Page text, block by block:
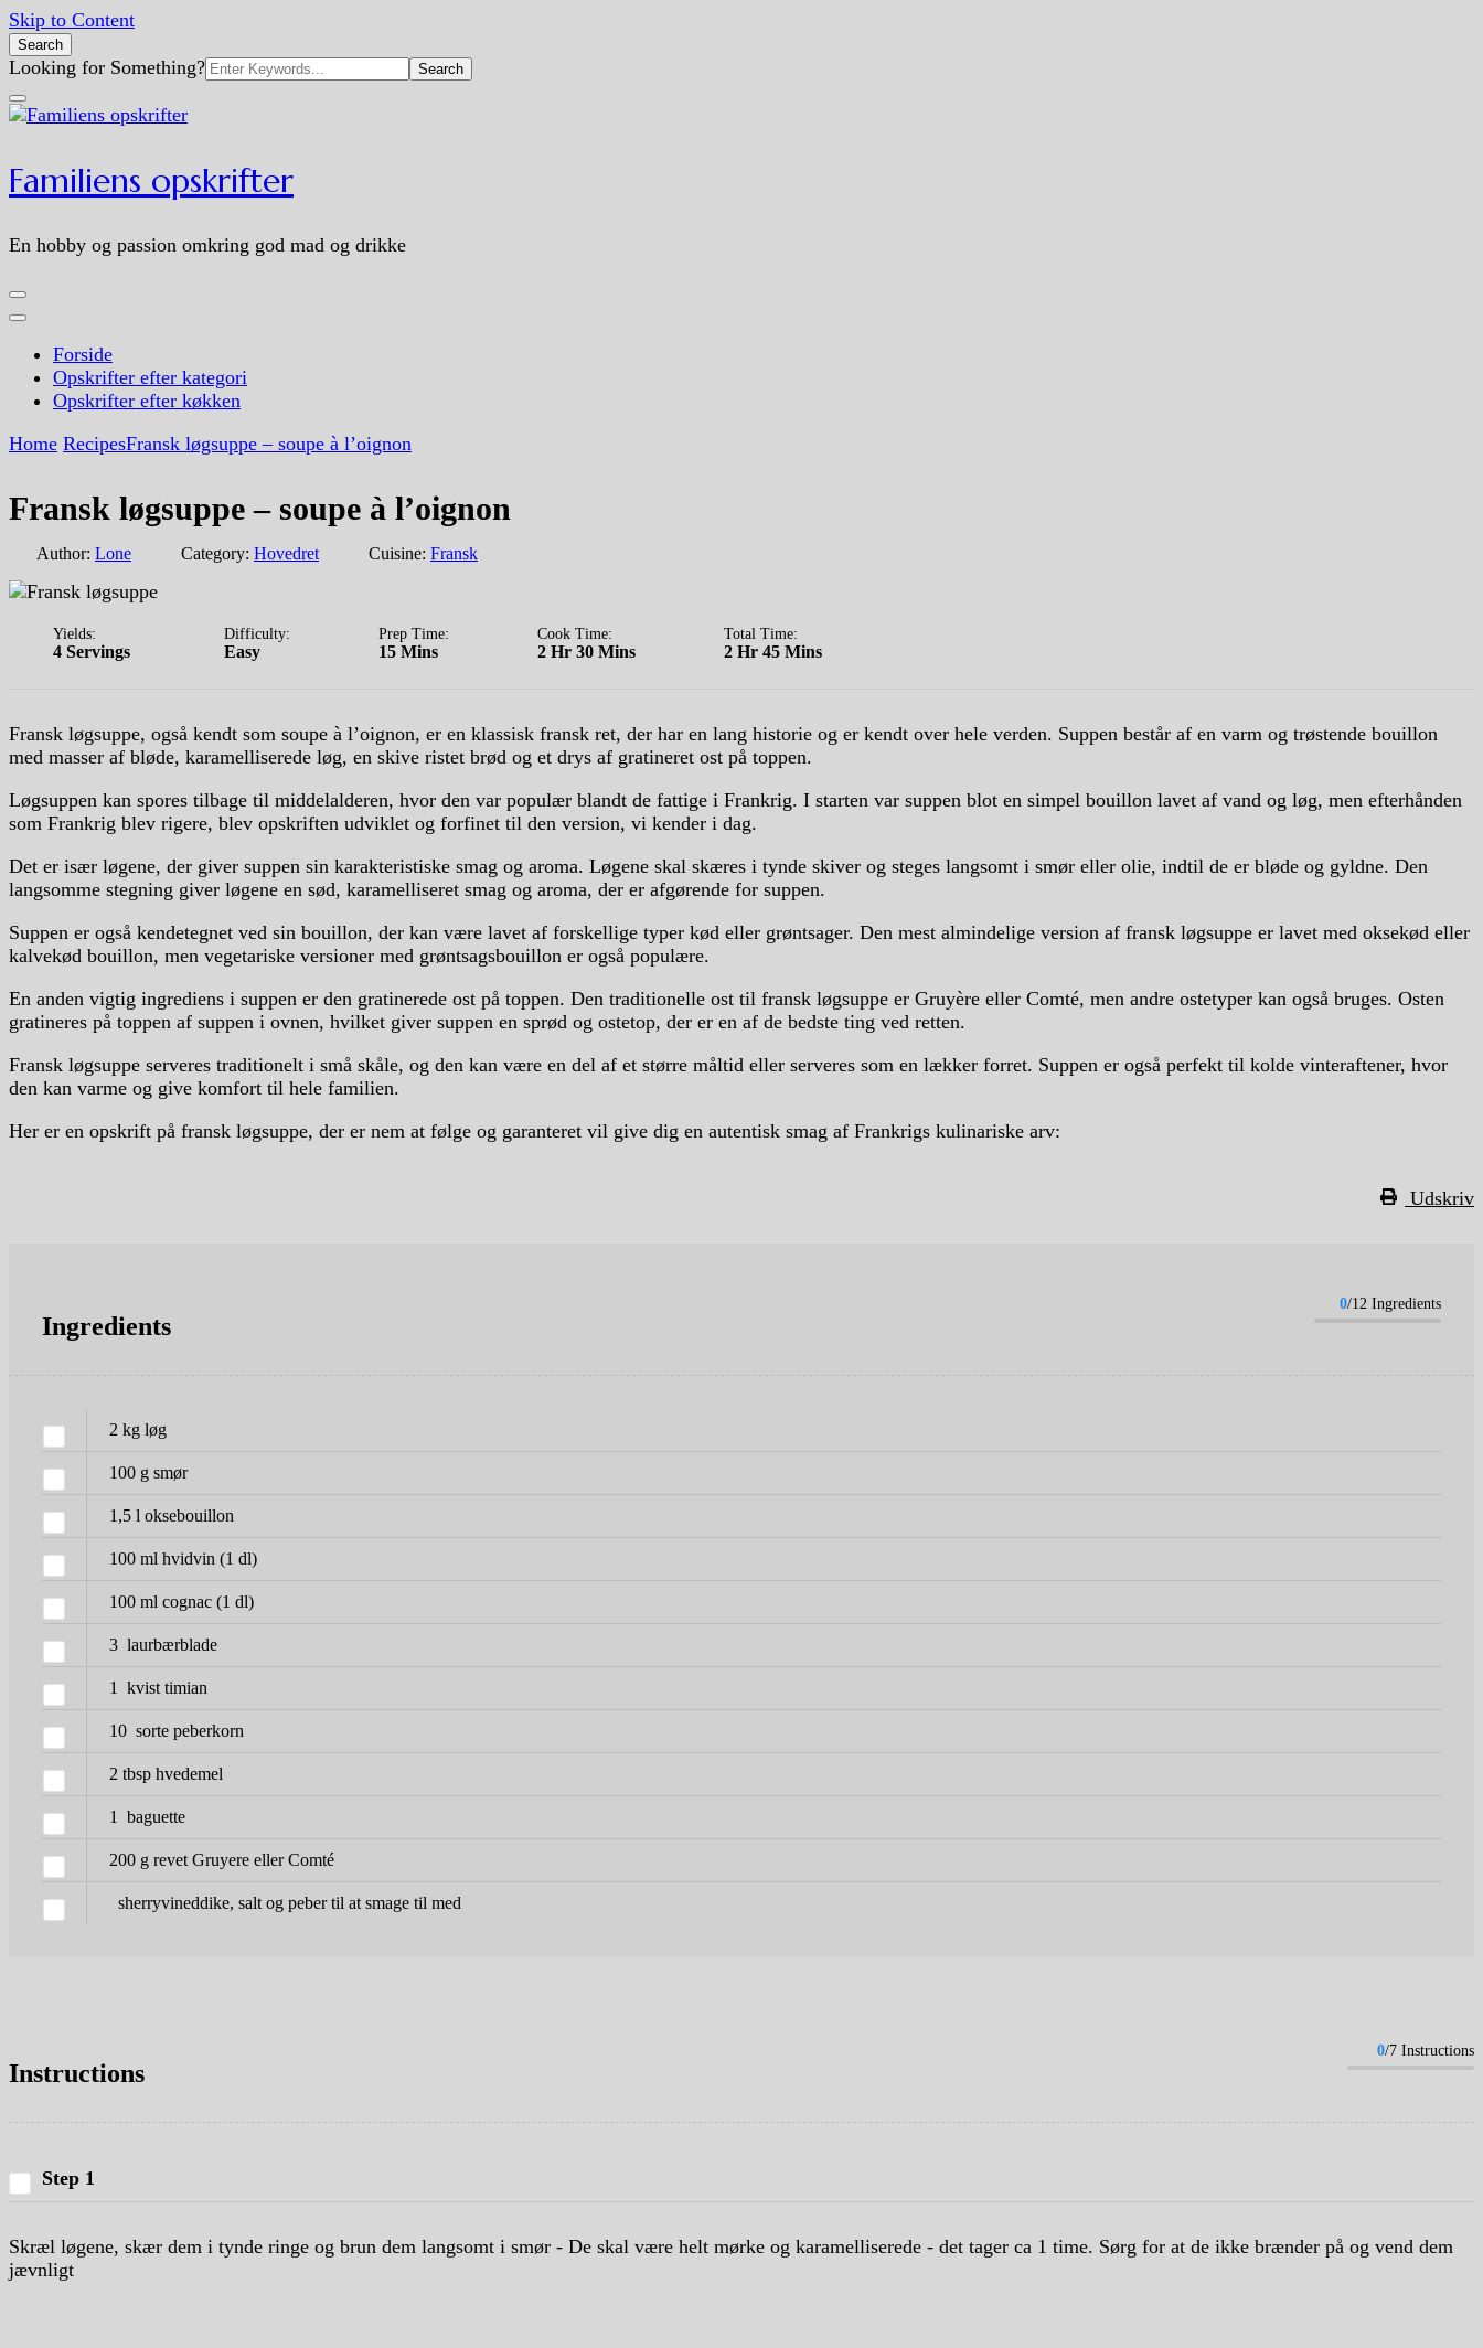
Skip to Content
Search
Search
for:
Looking for Something?
Familiens opskrifter
En hobby og passion omkring god mad og drikke
Forside
Opskrifter efter kategori
Opskrifter efter køkken
Home RecipesFransk løgsuppe – soupe à l’oignon
Fransk løgsuppe – soupe à l’oignon
Author: Lone Category: Hovedret Cuisine: Fransk
Yields:
4 Servings
Difficulty:
Easy
Prep Time:
15 Mins
Cook Time:
2 Hr 30 Mins
Total Time:
2 Hr 45 Mins
Fransk løgsuppe, også kendt som soupe à l’oignon, er en klassisk fransk ret, der har en lang historie og er kendt over hele verden. Suppen består af en varm og trøstende bouillon
med masser af bløde, karamelliserede løg, en skive ristet brød og et drys af gratineret ost på toppen.
Løgsuppen kan spores tilbage til middelalderen, hvor den var populær blandt de fattige i Frankrig. I starten var suppen blot en simpel bouillon lavet af vand og løg, men efterhånden
som Frankrig blev rigere, blev opskriften udviklet og forfinet til den version, vi kender i dag.
Det er især løgene, der giver suppen sin karakteristiske smag og aroma. Løgene skal skæres i tynde skiver og steges langsomt i smør eller olie, indtil de er bløde og gyldne. Den
langsomme stegning giver løgene en sød, karamelliseret smag og aroma, der er afgørende for suppen.
Suppen er også kendetegnet ved sin bouillon, der kan være lavet af forskellige typer kød eller grøntsager. Den mest almindelige version af fransk løgsuppe er lavet med oksekød eller
kalvekød bouillon, men vegetariske versioner med grøntsagsbouillon er også populære.
En anden vigtig ingrediens i suppen er den gratinerede ost på toppen. Den traditionelle ost til fransk løgsuppe er Gruyère eller Comté, men andre ostetyper kan også bruges. Osten
gratineres på toppen af suppen i ovnen, hvilket giver suppen en sprød og ostetop, der er en af de bedste ting ved retten.
Fransk løgsuppe serveres traditionelt i små skåle, og den kan være en del af et større måltid eller serveres som en lækker forret. Suppen er også perfekt til kolde vinteraftener, hvor
den kan varme og give komfort til hele familien.
Her er en opskrift på fransk løgsuppe, der er nem at følge og garanteret vil give dig en autentisk smag af Frankrigs kulinariske arv:
Udskriv
Ingredients
0/12 Ingredients
2 kg løg
100 g smør
1,5 l oksebouillon
100 ml hvidvin (1 dl)
100 ml cognac (1 dl)
3 laurbærblade
1 kvist timian
10 sorte peberkorn
2 tbsp hvedemel
1 baguette
200 g revet Gruyere eller Comté
sherryvineddike, salt og peber til at smage til med
Instructions
0/7 Instructions
Step 1
Skræl løgene, skær dem i tynde ringe og brun dem langsomt i smør - De skal være helt mørke og karamelliserede - det tager ca 1 time. Sørg for at de ikke brænder på og vend dem
jævnligt